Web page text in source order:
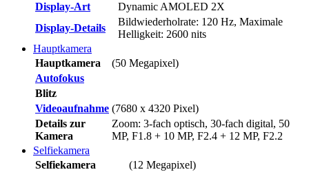
Display-Art
Dynamic AMOLED 2X
Display-Details
Bildwiederholrate: 120 Hz, Maximale
Helligkeit: 2600 nits
Hauptkamera
Hauptkamera
(50 Megapixel)
Autofokus
Blitz
Videoaufnahme (7680 x 4320 Pixel)
Details zur
Kamera
Zoom: 3-fach optisch, 30-fach digital, 50
MP, F1.8 + 10 MP, F2.4 + 12 MP, F2.2
Selfiekamera
Selfiekamera
(12 Megapixel)